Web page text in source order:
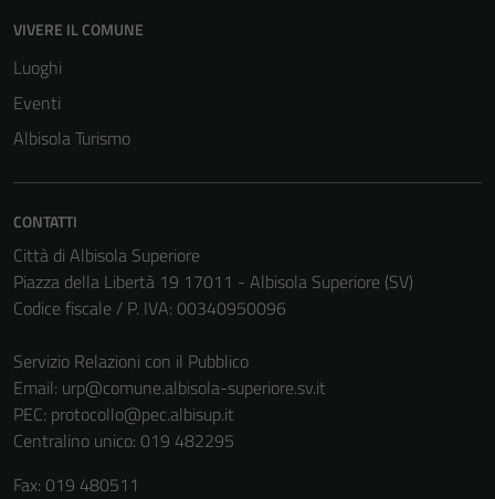
VIVERE IL COMUNE
Luoghi
Eventi
Albisola Turismo
CONTATTI
Città di Albisola Superiore
Piazza della Libertà 19 17011 - Albisola Superiore (SV)
Codice fiscale / P. IVA: 00340950096
Servizio Relazioni con il Pubblico
Email: urp@comune.albisola-superiore.sv.it
PEC: protocollo@pec.albisup.it
Centralino unico: 019 482295
Fax: 019 480511